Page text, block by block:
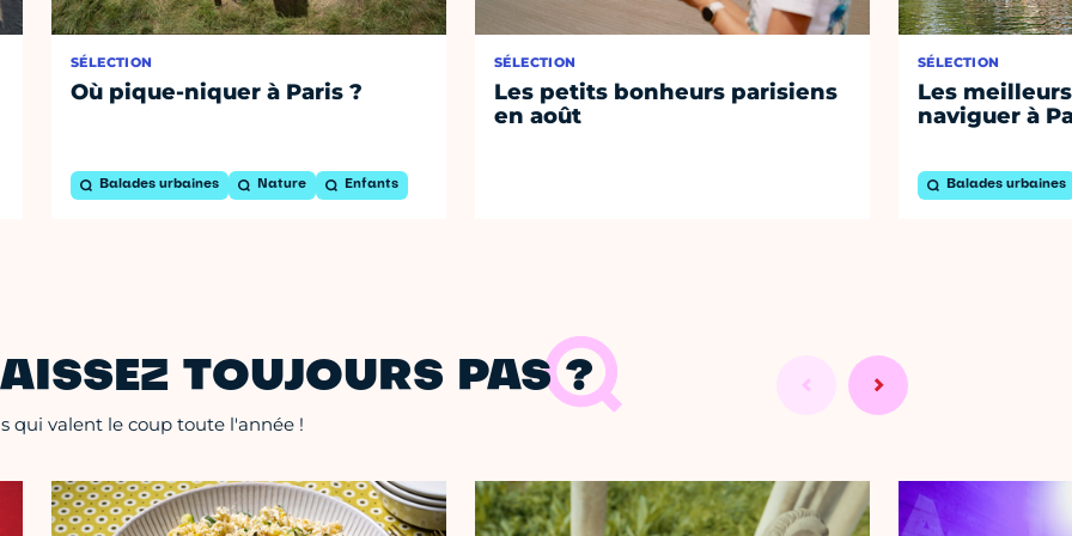
SÉLECTION
Où pique-niquer à Paris ?
Balades urbaines Nature Enfants
SÉLECTION
Les petits bonheurs parisiens
en août
SÉLECTION
Les
naviguer à
Balades urbaines
TOUJOURS PAS ?
qui valent le coup toute l'année !